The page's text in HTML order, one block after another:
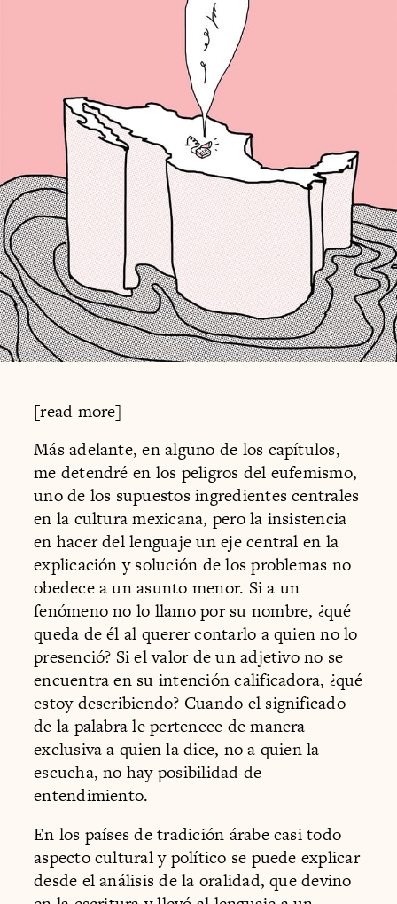
[read more]
Más adelante, en alguno de los capítulos,
me detendré en los peligros del eufemismo,
uno de los supuestos ingredientes centrales
en la cultura mexicana, pero la insistencia
en hacer del lenguaje un eje central en la
explicación y solución de los problemas no
obedece a un asunto menor. Si a un
fenómeno no lo llamo por su nombre, ¿qué
queda de él al querer contarlo a quien no lo
presenció? Si el valor de un adjetivo no se
encuentra en su intención calificadora, ¿qué
estoy describiendo? Cuando el significado
de la palabra le pertenece de manera
exclusiva a quien la dice, no a quien la
escucha, no hay posibilidad de
entendimiento.
En los países de tradición árabe casi todo
aspecto cultural y político se puede explicar
desde el análisis de la oralidad, que devino